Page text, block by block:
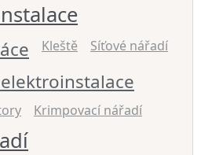
Kleště Síťové nářadí
Krimpovací nářadí